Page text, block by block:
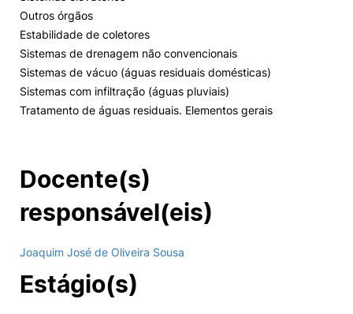
Outros órgãos
Estabilidade de coletores
Sistemas de drenagem não convencionais
Sistemas de vácuo (águas residuais domésticas)
Sistemas com infiltração (águas pluviais)
Tratamento de águas residuais. Elementos gerais
Docente(s)
responsável(eis)
Joaquim José de Oliveira Sousa
Estágio(s)